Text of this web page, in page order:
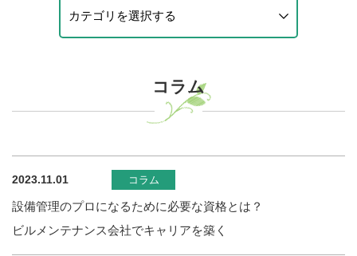
コラム
2023.11.01 コラム
設備管理のプロになるために必要な資格とは？
ビルメンテナンス会社でキャリアを築く